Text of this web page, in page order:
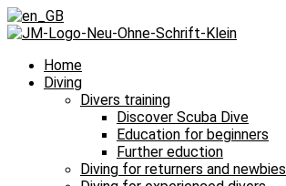
Home
Diving
Divers training
Discover Scuba Dive
Education for beginners
Further eduction
Diving for returners and newbies